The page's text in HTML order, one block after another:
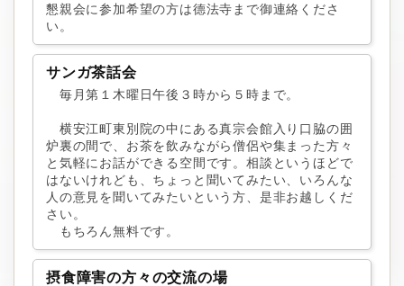
懇親会に参加希望の方は德法寺まで御連絡くださ
い。
サンガ茶話会
毎月第１木曜日午後３時から５時まで。
横安江町東別院の中にある真宗会館入り口脇の囲
炉裏の間で、お茶を飲みながら僧侶や集まった方々
と気軽にお話ができる空間です。相談というほどで
はないけれども、ちょっと聞いてみたい、いろんな
人の意見を聞いてみたいという方、是非お越しくだ
さい。
もちろん無料です。
摂食障害の方々の交流の場